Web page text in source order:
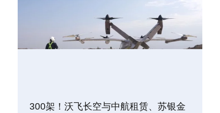
300架！沃飞长空与中航租赁、苏银金